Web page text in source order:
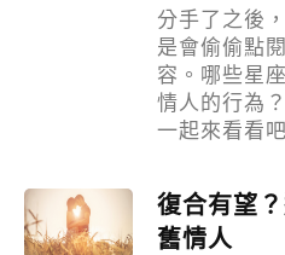
分手了之後
是會偷偷點
容。哪些星
情人的行為
一起來看看吧
復合有望
舊情人